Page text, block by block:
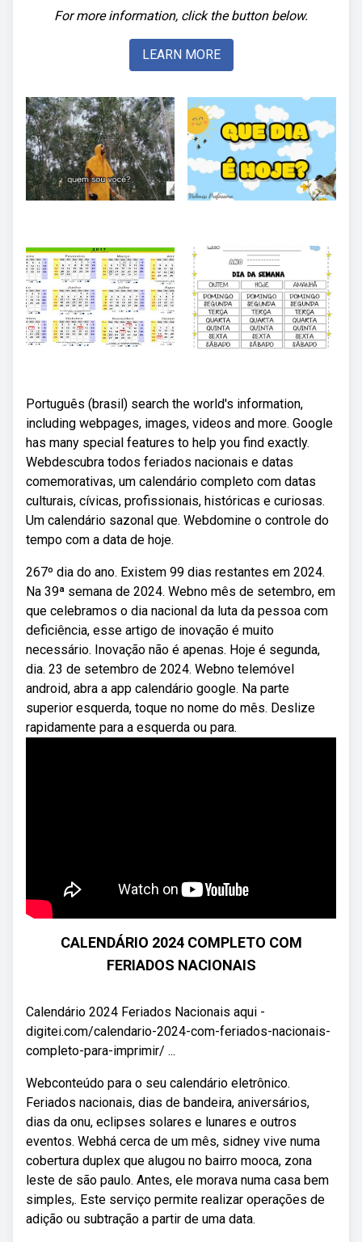
For more information, click the button below.
LEARN MORE
Português (brasil) search the world's information,
including webpages, images, videos and more. Google
has many special features to help you find exactly.
Webdescubra todos feriados nacionais e datas
comemorativas, um calendário completo com datas
culturais, cívicas, profissionais, históricas e curiosas.
Um calendário sazonal que. Webdomine o controle do
tempo com a data de hoje.
267º dia do ano. Existem 99 dias restantes em 2024.
Na 39ª semana de 2024. Webno mês de setembro, em
que celebramos o dia nacional da luta da pessoa com
deficiência, esse artigo de inovação é muito
necessário. Inovação não é apenas. Hoje é segunda,
dia. 23 de setembro de 2024. Webno telemóvel
android, abra a app calendário google. Na parte
superior esquerda, toque no nome do mês. Deslize
rapidamente para a esquerda ou para.
CALENDÁRIO 2024 COMPLETO COM
FERIADOS NACIONAIS
Calendário 2024 Feriados Nacionais aqui -
digitei.com/calendario-2024-com-feriados-nacionais-
completo-para-imprimir/ ...
Webconteúdo para o seu calendário eletrônico.
Feriados nacionais, dias de bandeira, aniversários,
dias da onu, eclipses solares e lunares e outros
eventos. Webhá cerca de um mês, sidney vive numa
cobertura duplex que alugou no bairro mooca, zona
leste de são paulo. Antes, ele morava numa casa bem
simples,. Este serviço permite realizar operações de
adição ou subtração a partir de uma data.